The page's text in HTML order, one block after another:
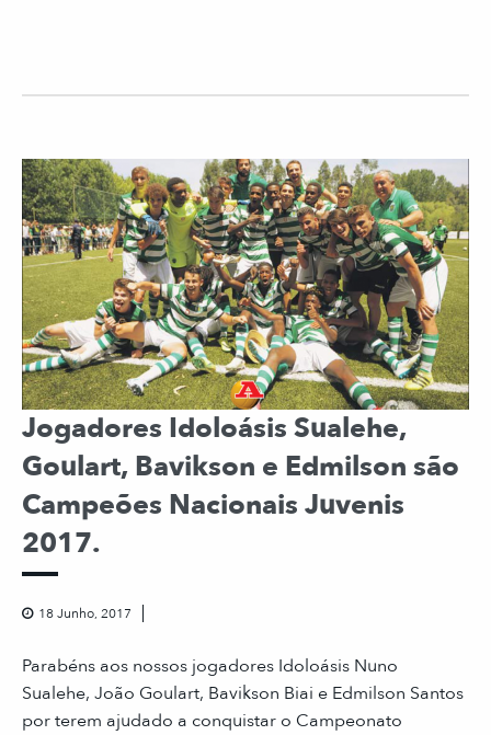
Jogadores Idoloásis Sualehe,
Goulart, Bavikson e Edmilson são
Campeões Nacionais Juvenis
2017.
18 Junho, 2017
Parabéns aos nossos jogadores Idoloásis Nuno
Sualehe, João Goulart, Bavikson Biai e Edmilson Santos
por terem ajudado a conquistar o Campeonato